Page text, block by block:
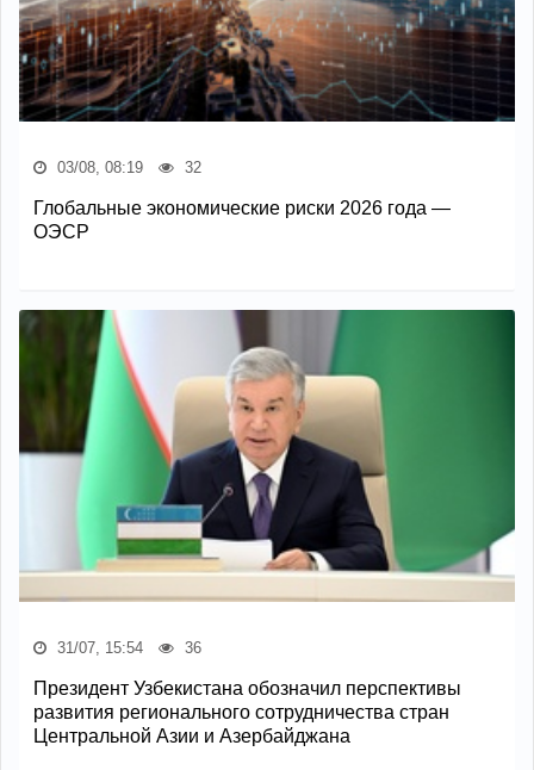
03/08, 08:19 32
Глобальные экономические риски 2026 года —
ОЭСР
31/07, 15:54 36
Президент Узбекистана обозначил перспективы
развития регионального сотрудничества стран
Центральной Азии и Азербайджана